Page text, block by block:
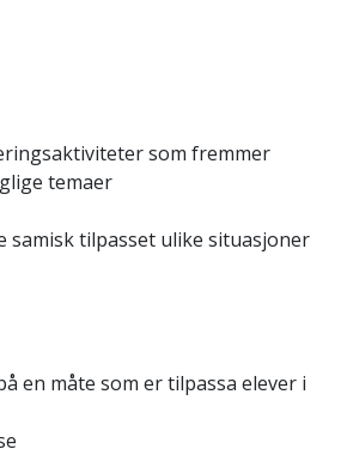
som fremmer
temaer
samisk tilpasset ulike situasjoner
en måte som er tilpassa elever i